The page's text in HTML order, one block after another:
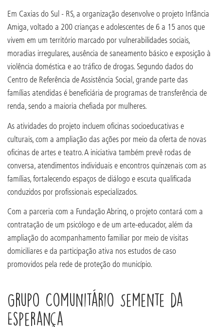
Em Caxias do Sul - RS, a organização desenvolve o projeto Infância
Amiga, voltado a 200 crianças e adolescentes de 6 a 15 anos que
vivem em um território marcado por vulnerabilidades sociais,
moradias irregulares, ausência de saneamento básico e exposição à
violência doméstica e ao tráfico de drogas. Segundo dados do
Centro de Referência de Assistência Social, grande parte das
famílias atendidas é beneficiária de programas de transferência de
renda, sendo a maioria chefiada por mulheres.
As atividades do projeto incluem oficinas socioeducativas e
culturais, com a ampliação das ações por meio da oferta de novas
oficinas de artes e teatro. A iniciativa também prevê rodas de
conversa, atendimentos individuais e encontros quinzenais com as
famílias, fortalecendo espaços de diálogo e escuta qualificada
conduzidos por profissionais especializados.
Com a parceria com a Fundação Abrinq, o projeto contará com a
contratação de um psicólogo e de um arte-educador, além da
ampliação do acompanhamento familiar por meio de visitas
domiciliares e da participação ativa nos estudos de caso
promovidos pela rede de proteção do município.
Grupo Comunitário Semente da
Esperança